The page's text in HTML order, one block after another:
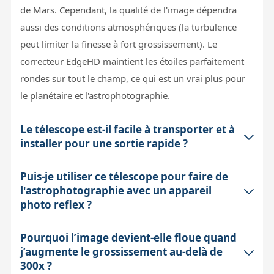
de Mars. Cependant, la qualité de l'image dépendra
aussi des conditions atmosphériques (la turbulence
peut limiter la finesse à fort grossissement). Le
correcteur EdgeHD maintient les étoiles parfaitement
rondes sur tout le champ, ce qui est un vrai plus pour
le planétaire et l'astrophotographie.
Le télescope est-il facile à transporter et à
installer pour une sortie rapide ?
Le tube optique de 279 mm est relativement compact
pour sa classe, mais l'ensemble monture CGX et tube
reste conséquent en poids (monture supportant jusqu'à
notamment pour la mise en température du tube
(environ 30 min à 1 heure selon la différence
Puis-je utiliser ce télescope pour faire de
l'astrophotographie avec un appareil
photo reflex ?
Oui, le Celestron CGX C11 EdgeHD est adapté à
l'astrophotographie grâce à son optique corrigée et à la
Pourquoi l’image devient-elle floue quand
j’augmente le grossissement au-delà de
300x ?